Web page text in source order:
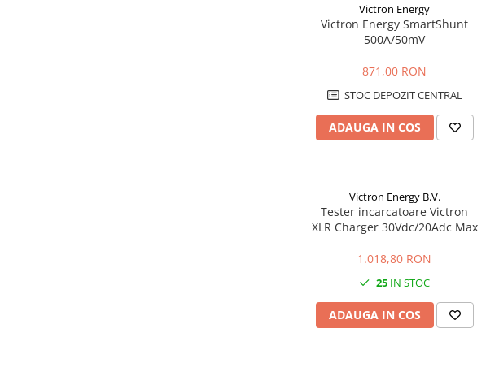
Victron Energy
Victron Energy SmartShunt
500A/50mV
871,00 RON
STOC DEPOZIT CENTRAL
ADAUGA IN COS
Victron Energy B.V.
Tester incarcatoare Victron
XLR Charger 30Vdc/20Adc Max
1.018,80 RON
25 IN STOC
ADAUGA IN COS